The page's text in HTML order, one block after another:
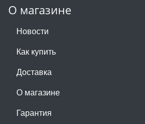
О магазине
Новости
Как купить
Доставка
О магазине
Гарантия